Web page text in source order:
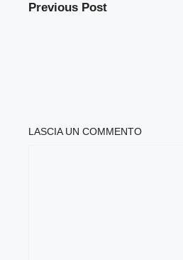
Previous Post
LASCIA UN COMMENTO